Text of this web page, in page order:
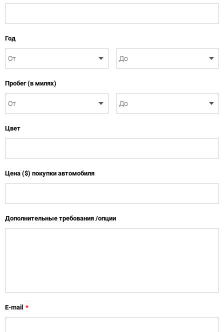
Год
Пробег (в милях)
Цвет
Цена ($) покупки автомобиля
Дополнительные требования /опции
E-mail *